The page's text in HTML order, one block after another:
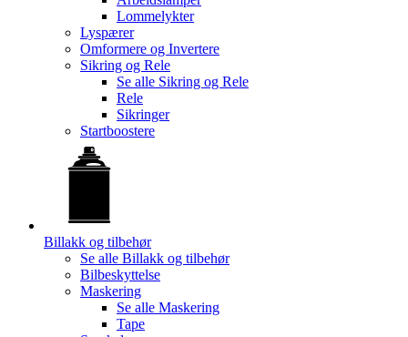
Lommelykter
Lyspærer
Omformere og Invertere
Sikring og Rele
Se alle Sikring og Rele
Rele
Sikringer
Startboostere
Billakk og tilbehør
Se alle Billakk og tilbehør
Bilbeskyttelse
Maskering
Se alle Maskering
Tape